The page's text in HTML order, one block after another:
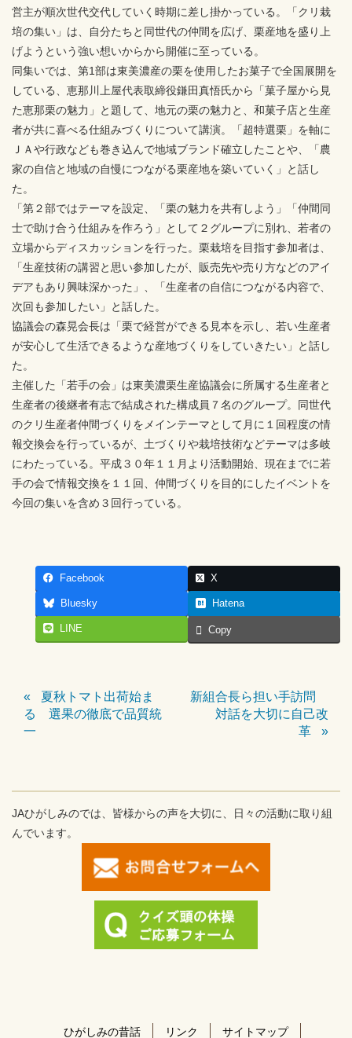
営主が順次世代交代していく時期に差し掛かっている。「クリ栽
培の集い」は、自分たちと同世代の仲間を広げ、栗産地を盛り上
げようという強い想いからから開催に至っている。
同集いでは、第1部は東美濃産の栗を使用したお菓子で全国展開を
している、恵那川上屋代表取締役鎌田真悟氏から「菓子屋から見
た恵那栗の魅力」と題して、地元の栗の魅力と、和菓子店と生産
者が共に喜べる仕組みづくりについて講演。「超特選栗」を軸に
ＪＡや行政なども巻き込んで地域ブランド確立したことや、「農
家の自信と地域の自慢につながる栗産地を築いていく」と話し
た。
「第２部ではテーマを設定、「栗の魅力を共有しよう」「仲間同
士で助け合う仕組みを作ろう」として２グループに別れ、若者の
立場からディスカッションを行った。栗栽培を目指す参加者は、
「生産技術の講習と思い参加したが、販売先や売り方などのアイ
デアもあり興味深かった」、「生産者の自信につながる内容で、
次回も参加したい」と話した。
協議会の森晃会長は「栗で経営ができる見本を示し、若い生産者
が安心して生活できるような産地づくりをしていきたい」と話し
た。
主催した「若手の会」は東美濃栗生産協議会に所属する生産者と
生産者の後継者有志で結成された構成員７名のグループ。同世代
のクリ生産者仲間づくりをメインテーマとして月に１回程度の情
報交換会を行っているが、土づくりや栽培技術などテーマは多岐
にわたっている。平成３０年１１月より活動開始、現在までに若
手の会で情報交換を１１回、仲間づくりを目的にしたイベントを
今回の集いを含め３回行っている。
Facebook X
Bluesky Hatena
LINE Copy
夏秋トマト出荷始ま
る 選果の徹底で品質統
一
新組合長ら担い手訪問
対話を大切に自己改
革
JAひがしみのでは、皆様からの声を大切に、日々の活動に取り組
んでいます。
ひがしみの昔話 リンク サイトマップ